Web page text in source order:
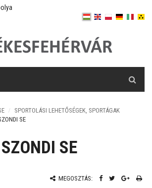
SPORTOLÁSI LEHETŐSÉGEK, SPORTÁGAK
SE
SE
MEGOSZTÁS: